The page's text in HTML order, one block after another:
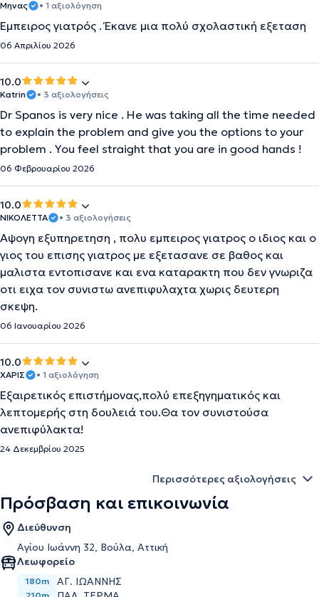
Μηνας • 1 αξιολόγηση
Έμπειρος γιατρός . Έκανε μια πολύ σχολαστική εξεταση
06 Απριλίου 2026
10.0
Katrin • 3 αξιολογήσεις
Dr Spanos is very nice . He was taking all the time needed
to explain the problem and give you the options to your
problem . You feel straight that you are in good hands !
06 Φεβρουαρίου 2026
10.0
ΝΙΚΟΛΕΤΤΑ • 3 αξιολογήσεις
Αψογη εξυπηρετηση , πολυ εμπειρος γιατρος ο ιδιος και ο
γιος του επισης γιατρος με εξετασανε σε βαθος και
μαλιστα εντοπισανε και ενα καταρακτη που δεν γνωριζα
οτι ειχα τον συνιστω ανεπιφυλαχτα χωρις δευτερη
σκεψη.
06 Ιανουαρίου 2026
10.0
ΧΑΡΙΣ • 1 αξιολόγηση
Εξαιρετικός επιστήμονας,πολύ επεξηγηματικός και
λεπτομερής στη δουλειά του.Θα τον συνιστούσα
ανεπιφύλακτα!
24 Δεκεμβρίου 2025
Περισσότερες αξιολογήσεις
Πρόσβαση και επικοινωνία
Διεύθυνση
Αγίου Ιωάννη 32, Βούλα, Αττική
Λεωφορείο
180m ΑΓ. ΙΩΑΝΝΗΣ